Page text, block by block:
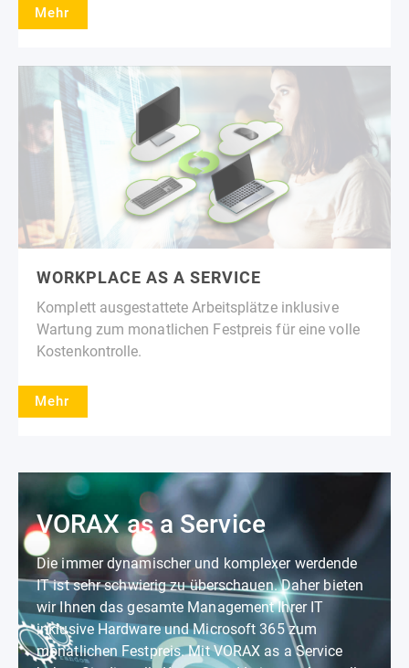
Mehr
WORKPLACE AS A SERVICE
Komplett ausgestattete Arbeitsplätze inklusive
Wartung zum monatlichen Festpreis für eine volle
Kostenkontrolle.
Mehr
VORAX as a Service
Die immer dynamischer und komplexer werdende
IT ist sehr schwierig zu überschauen. Daher bieten
wir Ihnen das gesamte Management Ihrer IT
inklusive Hardware und Microsoft 365 zum
monatlichen Festpreis. Mit VORAX as a Service